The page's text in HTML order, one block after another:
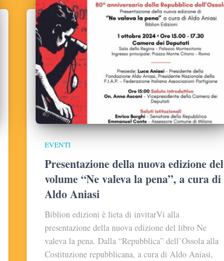
EVENTI
Presentazione della nuova edizione del
volume “Ne valeva la pena”, a cura di
Aldo Aniasi
Biblion edizioni è lieta di invitarVi alla
presentazione della nuova edizione del libro Ne
valeva la pena. Dalla “Repubblica” dell’Ossola alla
Costituzione repubblicana, a cura di Aldo Aniasi,